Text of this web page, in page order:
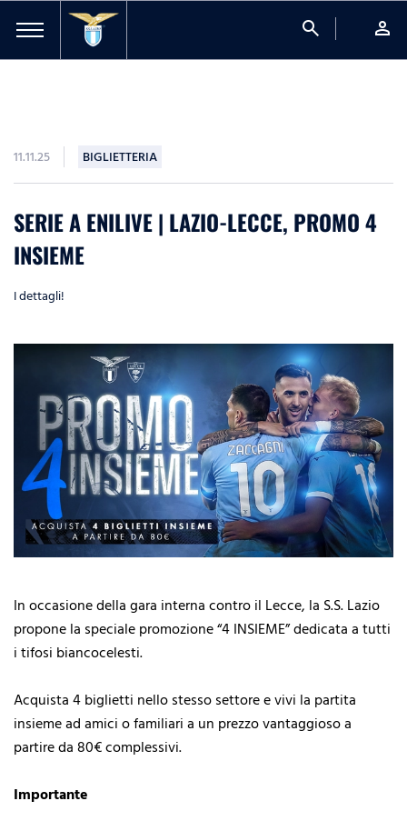
search person
11.11.25 BIGLIETTERIA
SERIE A ENILIVE | LAZIO-LECCE, PROMO 4
INSIEME
I dettagli!
In occasione della gara interna contro il Lecce, la S.S. Lazio
propone la speciale promozione “4 INSIEME” dedicata a tutti
i tifosi biancocelesti.
Acquista 4 biglietti nello stesso settore e vivi la partita
insieme ad amici o familiari a un prezzo vantaggioso a
partire da 80€ complessivi.
Importante